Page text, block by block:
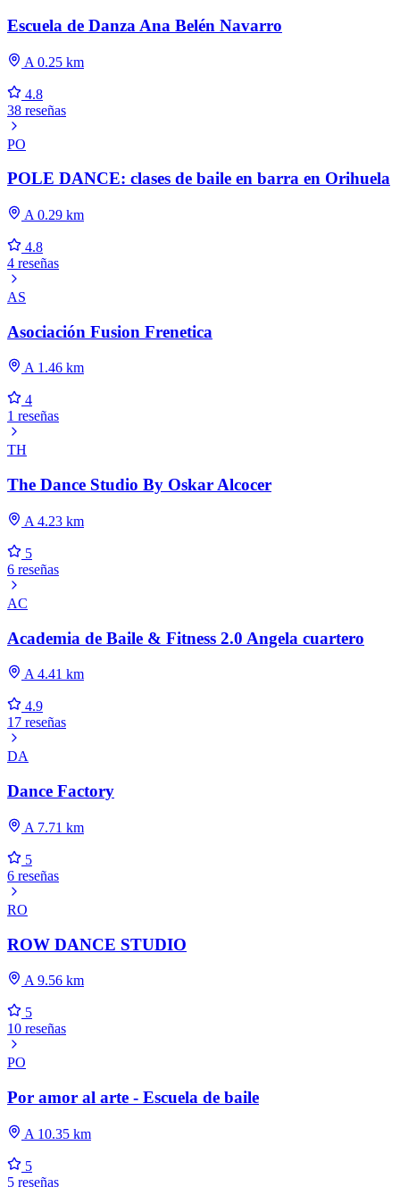
Escuela de Danza Ana Belén Navarro
A 0.25 km
4.8
38 reseñas
PO
POLE DANCE: clases de baile en barra en Orihuela
A 0.29 km
4.8
4 reseñas
AS
Asociación Fusion Frenetica
A 1.46 km
4
1 reseñas
TH
The Dance Studio By Oskar Alcocer
A 4.23 km
5
6 reseñas
AC
Academia de Baile & Fitness 2.0 Angela cuartero
A 4.41 km
4.9
17 reseñas
DA
Dance Factory
A 7.71 km
5
6 reseñas
RO
ROW DANCE STUDIO
A 9.56 km
5
10 reseñas
PO
Por amor al arte - Escuela de baile
A 10.35 km
5
5 reseñas